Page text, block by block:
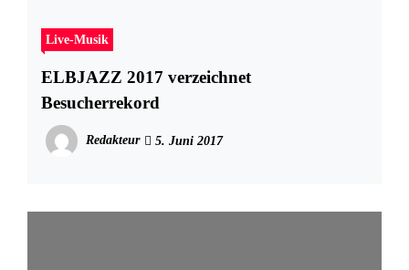
Live-Musik
ELBJAZZ 2017 verzeichnet
Besucherrekord
Redakteur 5. Juni 2017